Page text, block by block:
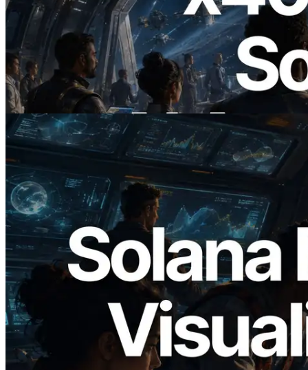
2026.07.04
ERPC lance un RPC Solana compatible
x402 — L'ère où les agents IA paient à la
demande les API dont ils ont besoin
Lire cet article
2026.05.24
Validators Solutions lance le Solana Block
Analyzer — Visualisation du temps de
production de bloc par slot et des
validateurs assignés